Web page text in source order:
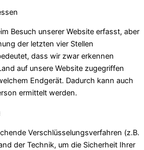
Besuch unserer Website erfasst, aber
der letzten vier Stellen
dass wir zwar erkennen
auf unsere Website zugegriffen
Endgerät. Dadurch kann auch
ermittelt werden.
Verschlüsselungsverfahren (z.B.
der Technik, um die Sicherheit Ihrer